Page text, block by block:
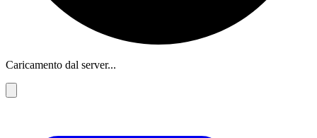
Caricamento dal server...